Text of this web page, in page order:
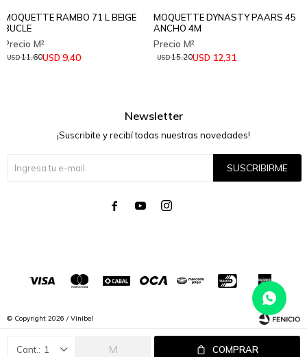
1 M COMPRAR
MOQUETTE RAMBO 71 L BEIGE
BUCLE
USD 9,40
USD11,60
MOQUETTE DYNASTY PAARS 45
ANCHO 4M
USD 12,31
USD15,20
Newsletter
¡Suscribite y recibí todas nuestras novedades!
SUSCRIBIRME
  
© Copyright 2026 / Vinibel